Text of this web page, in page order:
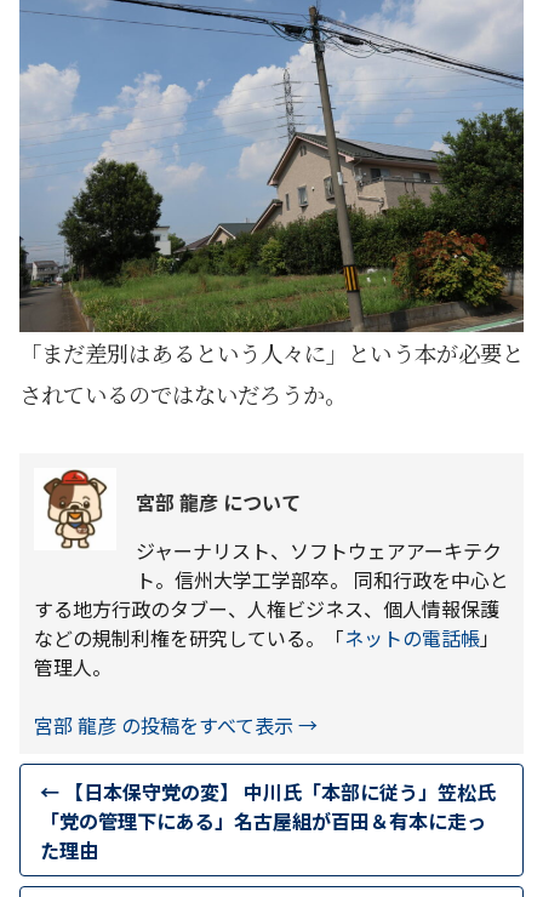
「まだ差別はあるという人々に」という本が必要と
されているのではないだろうか。
宮部 龍彦 について
ジャーナリスト、ソフトウェアアーキテク
ト。信州大学工学部卒。 同和行政を中心と
する地方行政のタブー、人権ビジネス、個人情報保護
などの規制利権を研究している。「ネットの電話帳」
管理人。
宮部 龍彦 の投稿をすべて表示 →
← 【日本保守党の変】 中川氏「本部に従う」笠松氏
「党の管理下にある」名古屋組が百田＆有本に走っ
た理由